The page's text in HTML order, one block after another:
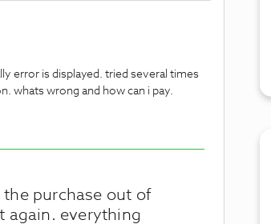
error is displayed. tried several times
whats wrong and how can i pay.
purchase out of
again. everything